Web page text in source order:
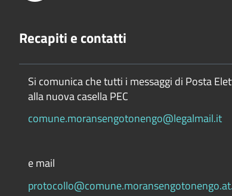
Recapiti e contatti
Si comunica che tutti i messaggi di Posta
alla nuova casella PEC
comune.moransengotonengo@legalmail.it
e mail